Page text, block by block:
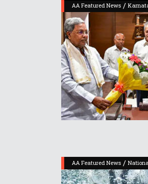
AA Featured News /
AA Featured News /